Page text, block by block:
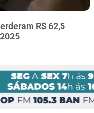
R$ 62,5